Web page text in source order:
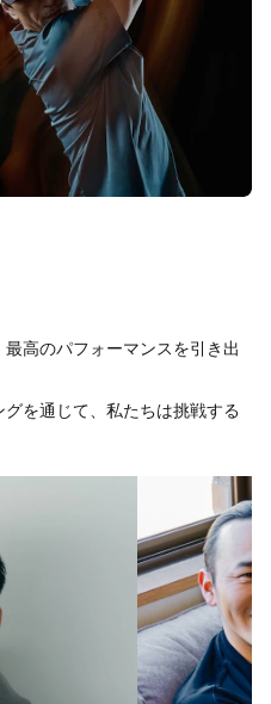
高のパフォーマンスを引き出
を通じて、私たちは挑戦する